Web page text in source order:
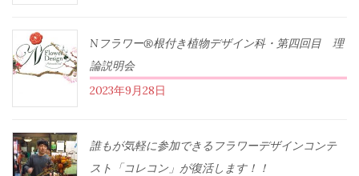
Nフラワー®根付き植物デザイン科・第四回目 理
論説明会
2023年9月28日
誰もが気軽に参加できるフラワーデザインコンテ
スト「コレコン」が復活します！！